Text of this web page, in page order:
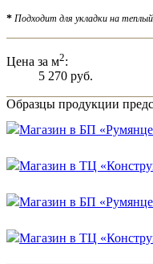
* Подходит для укладки на
Цена за м2:
5 270 руб.
Образцы продукции
Магазин в БП
Магазин в ТЦ
Магазин в БП
Магазин в ТЦ